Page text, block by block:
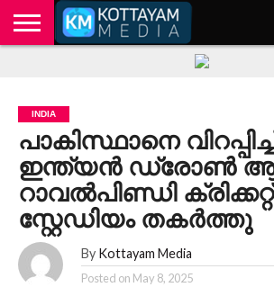
INDIA
പാകിസ്ഥാനെ
ഇന്ത്യൻ ഡ്രോൺ
റാവൽപിണ്ഡി ക്രിക്കറ്റ്
സ്റ്റേഡിയം തകർത്തു
By Kottayam Media
Posted on May 8, 2025